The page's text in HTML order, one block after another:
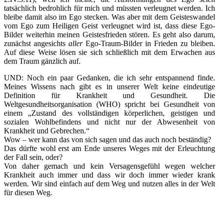
tatsächlich bedrohlich für mich und müssten verleugnet werden. Ich
bleibe damit also im Ego stecken. Was aber mit dem Geisteswandel
vom Ego zum Heiligen Geist verleugnet wird ist, dass diese Ego-
Bilder weiterhin meinen Geistesfrieden stören. Es geht also darum,
zunächst angesichts allerEgo-Traum-Bilder in Frieden zu bleiben.
Auf diese Weise lösen sie sich schließlich mit dem Erwachen aus
dem Traum gänzlich auf.
UND: Noch ein paar Gedanken, die ich sehr entspannend finde.
Meines Wissens nach gibt es in unserer Welt keine eindeutige
Definition für Krankheit und Gesundheit. Die
Weltgesundheitsorganisation (WHO) spricht bei Gesundheit von
einem „Zustand des vollständigen körperlichen, geistigen und
sozialen Wohlbefindens und nicht nur der Abwesenheit von
Krankheit und Gebrechen.“
Wow – wer kann das von sich sagen und das auch noch beständig?
Das dürfte wohl erst am Ende unseres Weges mit der Erleuchtung
der Fall sein, oder?
Von daher gemach und kein Versagensgefühl wegen welcher
Krankheit auch immer und dass wir doch immer wieder krank
werden. Wir sind einfach auf dem Weg und nutzen alles in der Welt
für diesen Weg.